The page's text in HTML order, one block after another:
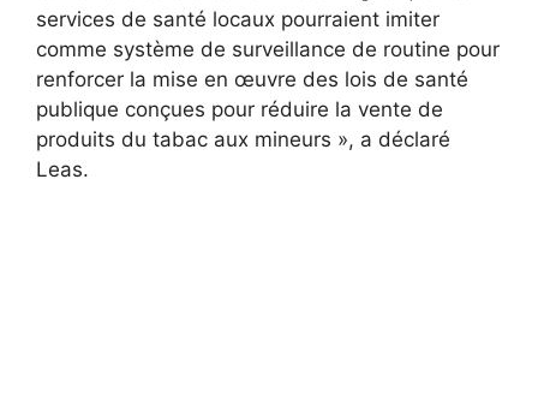
services de santé locaux pourraient imiter
comme système de surveillance de routine pour
renforcer la mise en œuvre des lois de santé
publique conçues pour réduire la vente de
produits du tabac aux mineurs », a déclaré
Leas.